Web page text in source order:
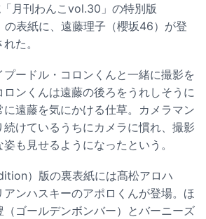
月刊わんこvol.30」の特別版
の表紙に、遠藤理子（櫻坂46）が登
た。
ードル・コロンくんと一緒に撮影を
ンくんは遠藤の後ろをうれしそうに
に遠藤を気にかける仕草。カメラマン
けているうちにカメラに慣れ、撮影
も見せるようになったという。
）版の裏表紙には髙松アロハ
アンハスキーのアポロくんが登場。ほ
ゴールデンボンバー）とバーニーズ